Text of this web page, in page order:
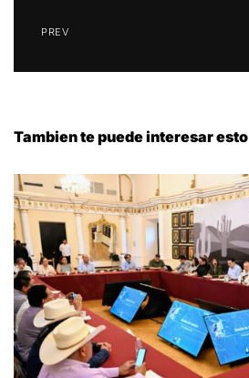
PREV
Tambien te puede interesar esto